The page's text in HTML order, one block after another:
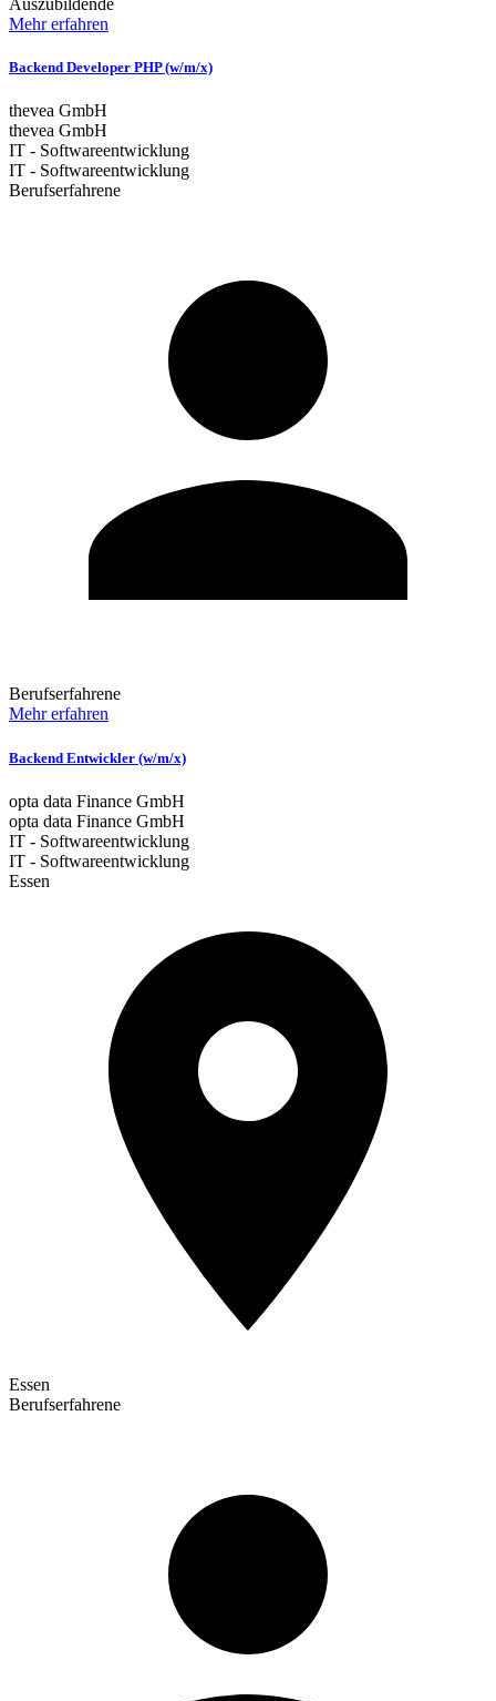
Auszubildende
Mehr erfahren
Backend Developer PHP (w/m/x)
thevea GmbH
thevea GmbH
IT - Softwareentwicklung
IT - Softwareentwicklung
Berufserfahrene
Berufserfahrene
Mehr erfahren
Backend Entwickler (w/m/x)
opta data Finance GmbH
opta data Finance GmbH
IT - Softwareentwicklung
IT - Softwareentwicklung
Essen
Essen
Berufserfahrene